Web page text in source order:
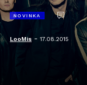
NOVINKA
LooMis -17.08.2015